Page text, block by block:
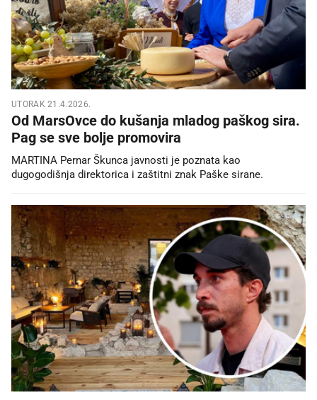
UTORAK 21.4.2026.
Od MarsOvce do kušanja mladog paškog sira.
Pag se sve bolje promovira
MARTINA Pernar Škunca javnosti je poznata kao
dugogodišnja direktorica i zaštitni znak Paške sirane.